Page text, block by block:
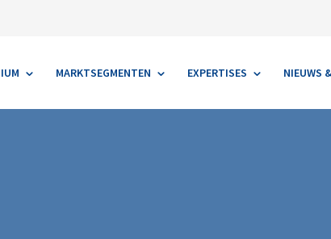
MARKTSEGMENTEN EXPERTISES NIEUWS